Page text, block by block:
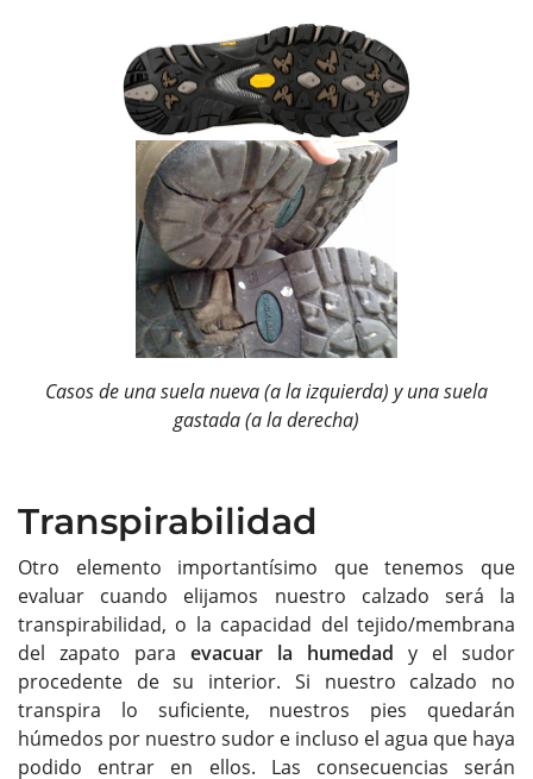
Casos de una suela nueva (a la izquierda) y una suela
gastada (a la derecha)
Transpirabilidad
Otro elemento importantísimo que tenemos que
evaluar cuando elijamos nuestro calzado será la
transpirabilidad, o la capacidad del tejido/membrana
del zapato para evacuar la humedad y el sudor
procedente de su interior. Si nuestro calzado no
transpira lo suficiente, nuestros pies quedarán
húmedos por nuestro sudor e incluso el agua que haya
podido entrar en ellos. Las consecuencias serán